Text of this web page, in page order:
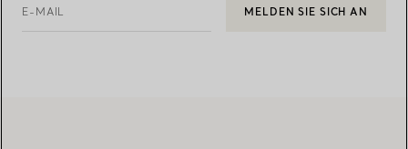
E-MAIL MELDEN SIE SICH AN